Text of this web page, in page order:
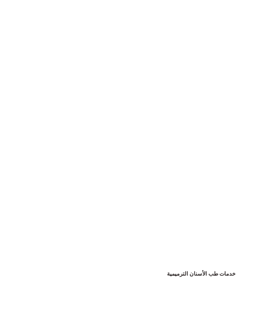
خدمات طب الأسنان الترميمية